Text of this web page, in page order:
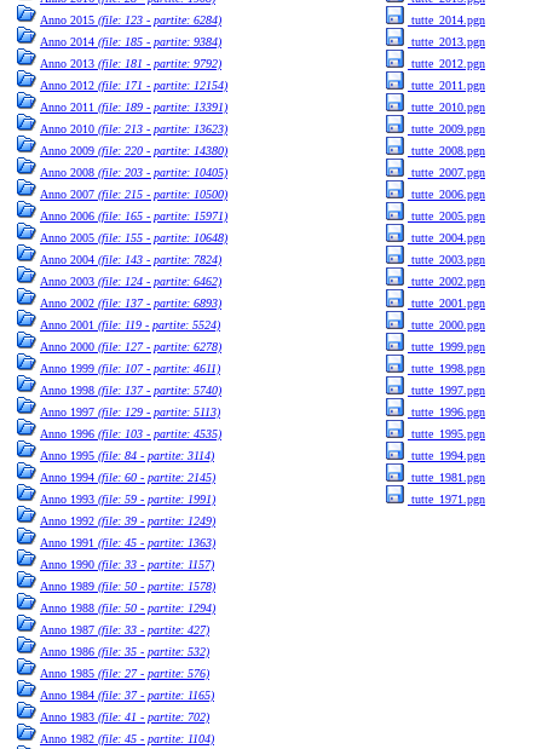
Anno 2015 (file: 123 - partite: 6284)
Anno 2014 (file: 185 - partite: 9384)
Anno 2013 (file: 181 - partite: 9792)
Anno 2012 (file: 171 - partite: 12154)
Anno 2011 (file: 189 - partite: 13391)
Anno 2010 (file: 213 - partite: 13623)
Anno 2009 (file: 220 - partite: 14380)
Anno 2008 (file: 203 - partite: 10405)
Anno 2007 (file: 215 - partite: 10500)
Anno 2006 (file: 165 - partite: 15971)
Anno 2005 (file: 155 - partite: 10648)
Anno 2004 (file: 143 - partite: 7824)
Anno 2003 (file: 124 - partite: 6462)
Anno 2002 (file: 137 - partite: 6893)
Anno 2001 (file: 119 - partite: 5524)
Anno 2000 (file: 127 - partite: 6278)
Anno 1999 (file: 107 - partite: 4611)
Anno 1998 (file: 137 - partite: 5740)
Anno 1997 (file: 129 - partite: 5113)
Anno 1996 (file: 103 - partite: 4535)
Anno 1995 (file: 84 - partite: 3114)
Anno 1994 (file: 60 - partite: 2145)
Anno 1993 (file: 59 - partite: 1991)
Anno 1992 (file: 39 - partite: 1249)
Anno 1991 (file: 45 - partite: 1363)
Anno 1990 (file: 33 - partite: 1157)
Anno 1989 (file: 50 - partite: 1578)
Anno 1988 (file: 50 - partite: 1294)
Anno 1987 (file: 33 - partite: 427)
Anno 1986 (file: 35 - partite: 532)
Anno 1985 (file: 27 - partite: 576)
Anno 1984 (file: 37 - partite: 1165)
Anno 1983 (file: 41 - partite: 702)
Anno 1982 (file: 45 - partite: 1104)
tutte_2014.pgn
tutte_2013.pgn
tutte_2012.pgn
tutte_2011.pgn
tutte_2010.pgn
tutte_2009.pgn
tutte_2008.pgn
tutte_2007.pgn
tutte_2006.pgn
tutte_2005.pgn
tutte_2004.pgn
tutte_2003.pgn
tutte_2002.pgn
tutte_2001.pgn
tutte_2000.pgn
tutte_1999.pgn
tutte_1998.pgn
tutte_1997.pgn
tutte_1996.pgn
tutte_1995.pgn
tutte_1994.pgn
tutte_1981.pgn
tutte_1971.pgn